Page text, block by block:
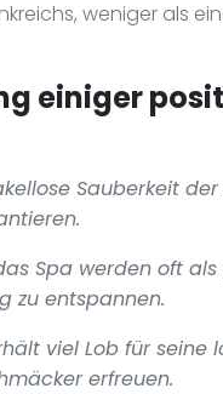
weniger als
einiger
Sauberkeit
Spa werden oft
zu entspannen.
viel Lob für
erfreuen.